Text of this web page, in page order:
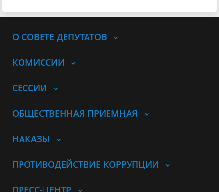
О СОВЕТЕ ДЕПУТАТОВ
КОМИССИИ
СЕССИИ
ОБЩЕСТВЕННАЯ ПРИЕМНАЯ
НАКАЗЫ
ПРОТИВОДЕЙСТВИЕ КОРРУПЦИИ
ПРЕСС-ЦЕНТР